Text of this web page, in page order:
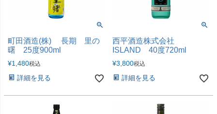
町田酒造(株) 長期 里の
曙 25度900ml
¥1,480税込
詳細を見る
西平酒造株式会社
ISLAND 40度720ml
¥3,800税込
詳細を見る